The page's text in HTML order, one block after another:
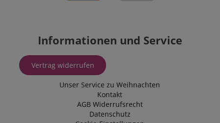
Informationen und Service
Vertrag widerrufen
Unser Service zu Weihnachten
Kontakt
AGB Widerrufsrecht
Datenschutz